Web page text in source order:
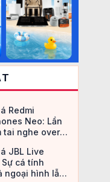
Redmi
Neo: Lần
tai nghe over-
JBL Live
Sự cá tính
ngoại hình lẫn